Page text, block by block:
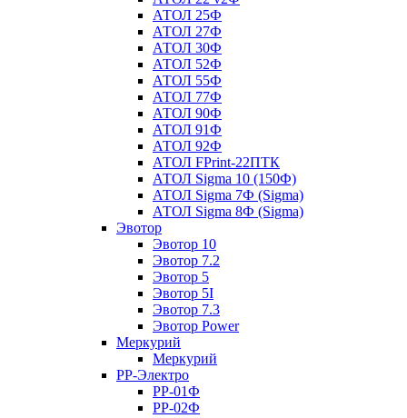
АТОЛ 25Ф
АТОЛ 27Ф
АТОЛ 30Ф
АТОЛ 52Ф
АТОЛ 55Ф
АТОЛ 77Ф
АТОЛ 90Ф
АТОЛ 91Ф
АТОЛ 92Ф
АТОЛ FPrint-22ПТК
АТОЛ Sigma 10 (150Ф)
АТОЛ Sigma 7Ф (Sigma)
АТОЛ Sigma 8Ф (Sigma)
Эвотор
Эвотор 10
Эвотор 7.2
Эвотор 5
Эвотор 5I
Эвотор 7.3
Эвотор Power
Меркурий
Меркурий
РР-Электро
РР-01Ф
РР-02Ф